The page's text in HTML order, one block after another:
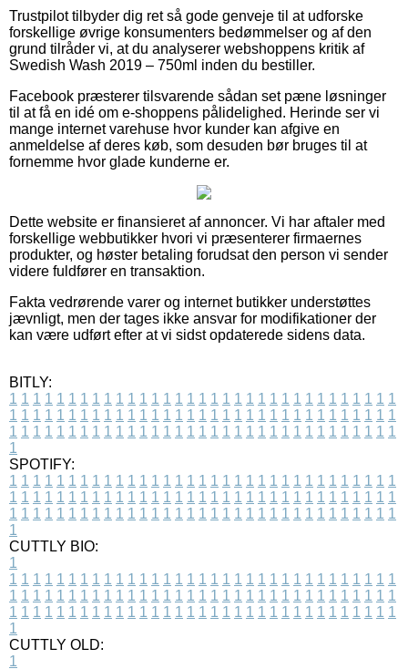
Trustpilot tilbyder dig ret så gode genveje til at udforske
forskellige øvrige konsumenters bedømmelser og af den
grund tilråder vi, at du analyserer webshoppens kritik af
Swedish Wash 2019 – 750ml inden du bestiller.
Facebook præsterer tilsvarende sådan set pæne løsninger
til at få en idé om e-shoppens pålidelighed. Herinde ser vi
mange internet varehuse hvor kunder kan afgive en
anmeldelse af deres køb, som desuden bør bruges til at
fornemme hvor glade kunderne er.
Dette website er finansieret af annoncer. Vi har aftaler med
forskellige webbutikker hvori vi præsenterer firmaernes
produkter, og høster betaling forudsat den person vi sender
videre fuldfører en transaktion.
Fakta vedrørende varer og internet butikker understøttes
jævnligt, men der tages ikke ansvar for modifikationer der
kan være udført efter at vi sidst opdaterede sidens data.
BITLY:
1 1 1 1 1 1 1 1 1 1 1 1 1 1 1 1 1 1 1 1 1 1 1 1 1 1 1 1 1 1 1 1 1
1 1 1 1 1 1 1 1 1 1 1 1 1 1 1 1 1 1 1 1 1 1 1 1 1 1 1 1 1 1 1 1 1
1 1 1 1 1 1 1 1 1 1 1 1 1 1 1 1 1 1 1 1 1 1 1 1 1 1 1 1 1 1 1 1 1
1
SPOTIFY:
1 1 1 1 1 1 1 1 1 1 1 1 1 1 1 1 1 1 1 1 1 1 1 1 1 1 1 1 1 1 1 1 1
1 1 1 1 1 1 1 1 1 1 1 1 1 1 1 1 1 1 1 1 1 1 1 1 1 1 1 1 1 1 1 1 1
1 1 1 1 1 1 1 1 1 1 1 1 1 1 1 1 1 1 1 1 1 1 1 1 1 1 1 1 1 1 1 1 1
1
CUTTLY BIO:
1
1 1 1 1 1 1 1 1 1 1 1 1 1 1 1 1 1 1 1 1 1 1 1 1 1 1 1 1 1 1 1 1 1
1 1 1 1 1 1 1 1 1 1 1 1 1 1 1 1 1 1 1 1 1 1 1 1 1 1 1 1 1 1 1 1 1
1 1 1 1 1 1 1 1 1 1 1 1 1 1 1 1 1 1 1 1 1 1 1 1 1 1 1 1 1 1 1 1 1
1
CUTTLY OLD:
1